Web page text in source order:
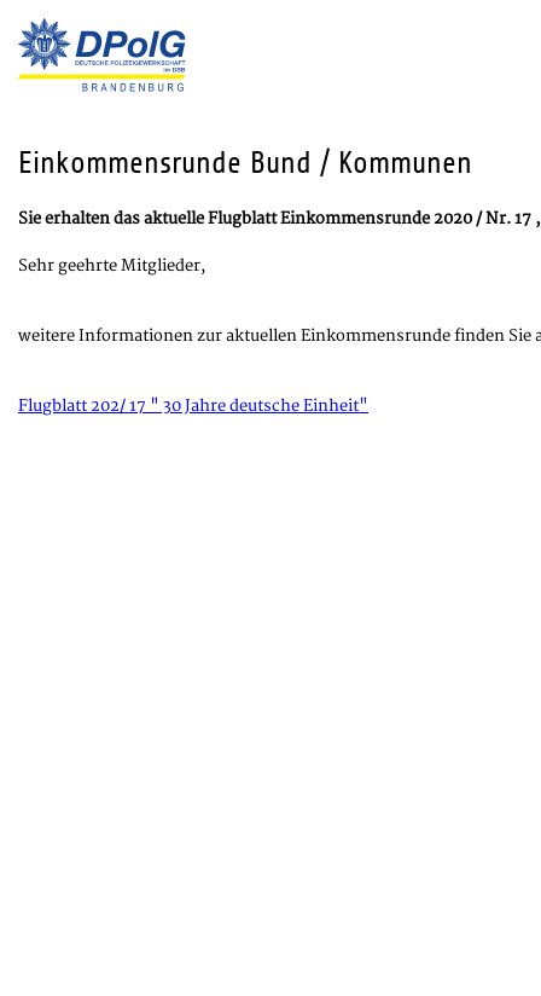
Einkommensrunde Bund / Kommunen
Sie erhalten das aktuelle Flugblatt Einkommensrunde 2020 / Nr.
Sehr geehrte Mitglieder,
weitere Informationen zur aktuellen Einkommensrunde finden Sie
Flugblatt 202/ 17 " 30 Jahre deutsche Einheit"